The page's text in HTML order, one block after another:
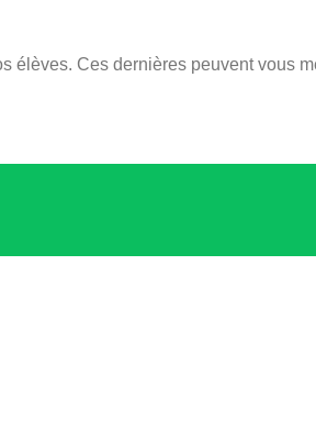
élèves. Ces dernières peuvent vous